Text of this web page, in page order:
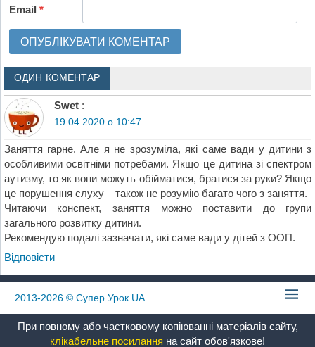
Email*
ОДИН КОМЕНТАР
Swet :
19.04.2020 о 10:47
Заняття гарне. Але я не зрозуміла, які саме вади у дитини з
особливими освітніми потребами. Якщо це дитина зі спектром
аутизму, то як вони можуть обійматися, братися за руки? Якщо
це порушення слуху – також не розумію багато чого з заняття.
Читаючи конспект, заняття можно поставити до групи
загального розвитку дитини.
Рекомендую подалі зазначати, які саме вади у дітей з ООП.
Відповіcти
2013-2026 © Супер Урок UA
При повному або частковому копіюванні матеріалів сайту,
клікабельне посилання на сайт обов'язкове!